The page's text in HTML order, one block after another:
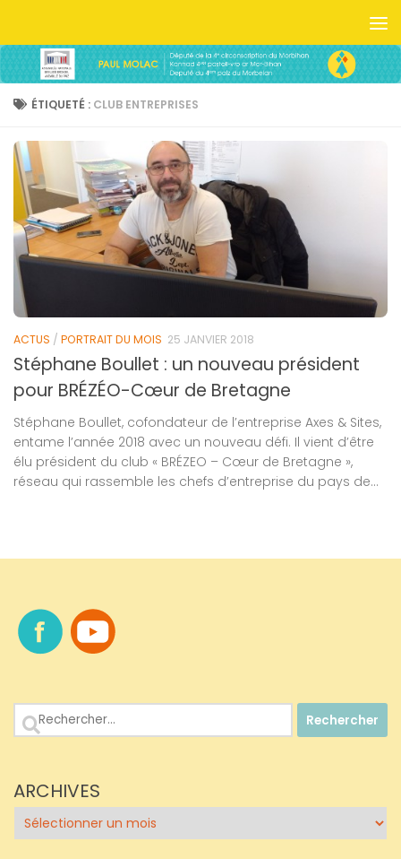
ÉTIQUETÉ : CLUB ENTREPRISES
ACTUS / PORTRAIT DU MOIS 25 JANVIER 2018
Stéphane Boullet : un nouveau président
pour BRÉZÉO-Cœur de Bretagne
Stéphane Boullet, cofondateur de l’entreprise Axes & Sites,
entame l’année 2018 avec un nouveau défi. Il vient d’être
élu président du club « BRÉZEO – Cœur de Bretagne »,
réseau qui rassemble les chefs d’entreprise du pays de...
Rechercher :
ARCHIVES
Archives